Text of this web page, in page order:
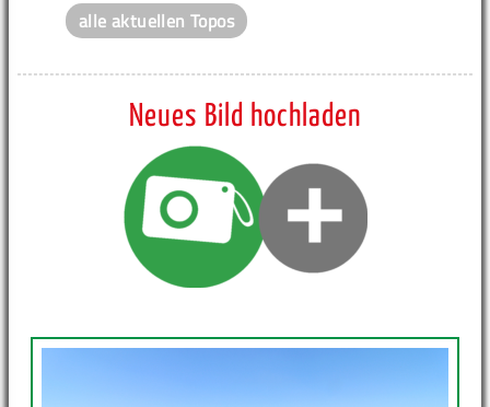
alle aktuellen Topos
Neues Bild hochladen